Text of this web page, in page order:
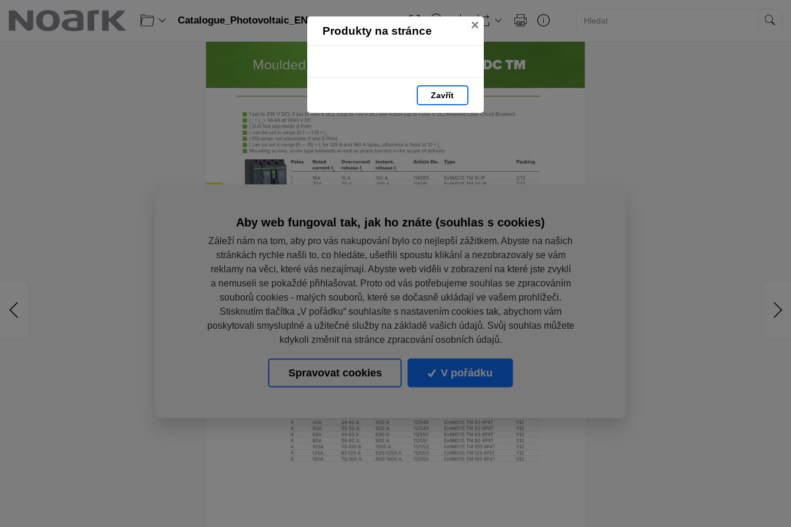
Produkty na stránce ×
Zavřít
Catalogue_Photovoltaic_EN: strana 26
Aby web fungoval tak, jak ho znáte (souhlas s cookies)
Záleží nám na tom, aby pro vás nakupování bylo co nejlepší zážitkem. Abyste na našich
stránkách rychle našli to, co hledáte, ušetřili spoustu klikání a nezobrazovaly se vám
reklamy na věci, které vás nezajímají. Abyste web viděli v zobrazení na které jste zvyklí
a nemuseli se pokaždé přihlašovat. Proto od vás potřebujeme souhlas se zpracováním
souborů cookies - malých souborů, které se dočasně ukládají ve vašem prohlížeči.
Stisknutím tlačítka „V pořádku“ souhlasíte s nastavením cookies tak, abychom vám
poskytovali smysluplné a užitečné služby na základě vašich údajů. Svůj souhlas můžete
kdykoli změnit na stránce zpracování osobních údajů.
Spravovat cookies V pořádku